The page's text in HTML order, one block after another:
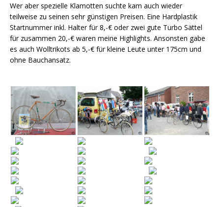
Wer aber spezielle Klamotten suchte kam auch wieder
teilweise zu seinen sehr günstigen Preisen. Eine Hardplastik
Startnummer inkl. Halter für 8,-€ oder zwei gute Turbo Sättel
für zusammen 20,-€ waren meine Highlights. Ansonsten gabe
es auch Wolltrikots ab 5,-€ für kleine Leute unter 175cm und
ohne Bauchansatz.